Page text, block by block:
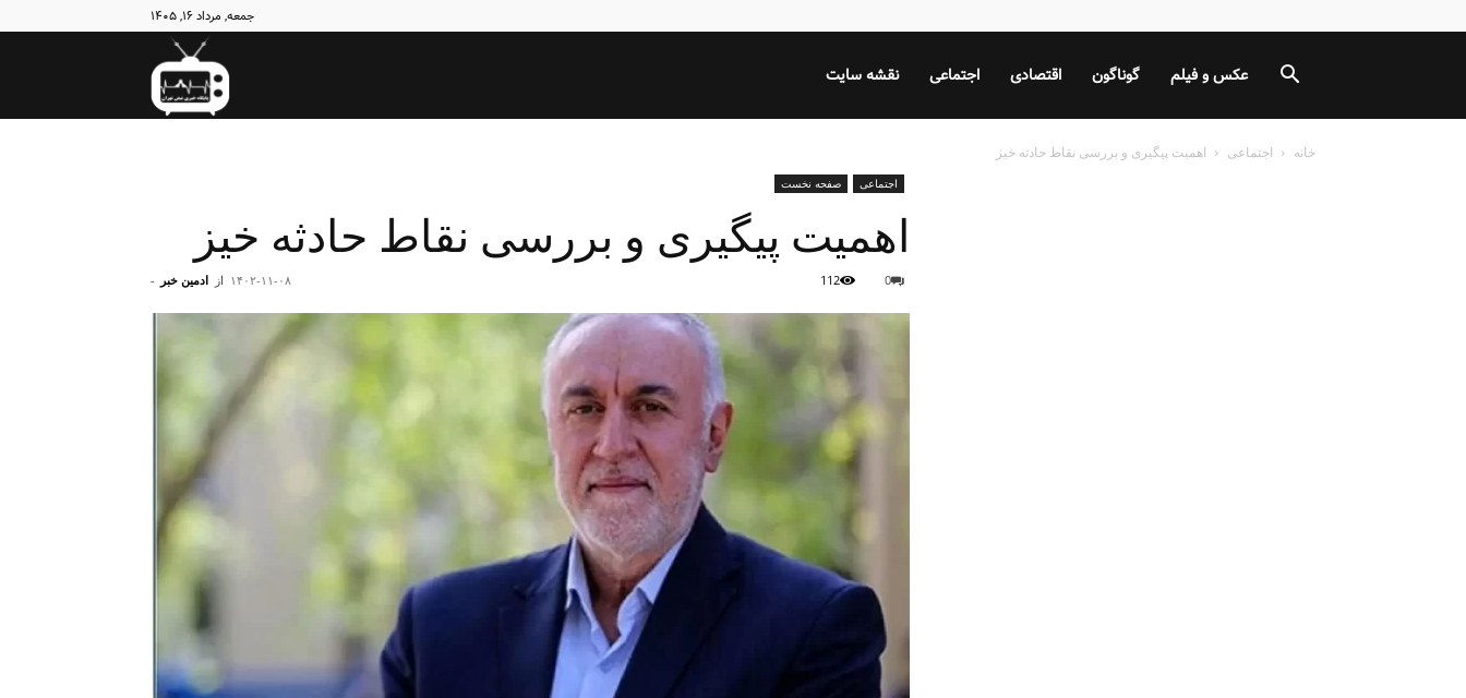
جمعه, مرداد ۱۶, ۱۴۰۵
نبض نقشه سایت اجتماعی اقتصادی گوناگون عکس و فیلم
خانه اجتماعی اهمیت پیگیری و بررسی نقاط حادثه خیز
اجتماعی صفحه نخست
اهمیت پیگیری و بررسی نقاط حادثه خیز
از ادمین خبر - ۱۴۰۲-۱۱-۰۸ 0
112